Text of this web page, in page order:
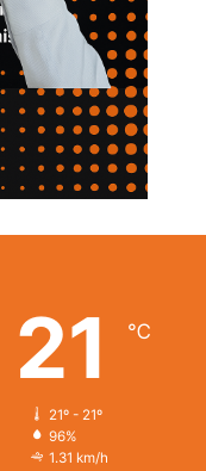
21 ℃
21º - 21º
96%
1.31 km/h